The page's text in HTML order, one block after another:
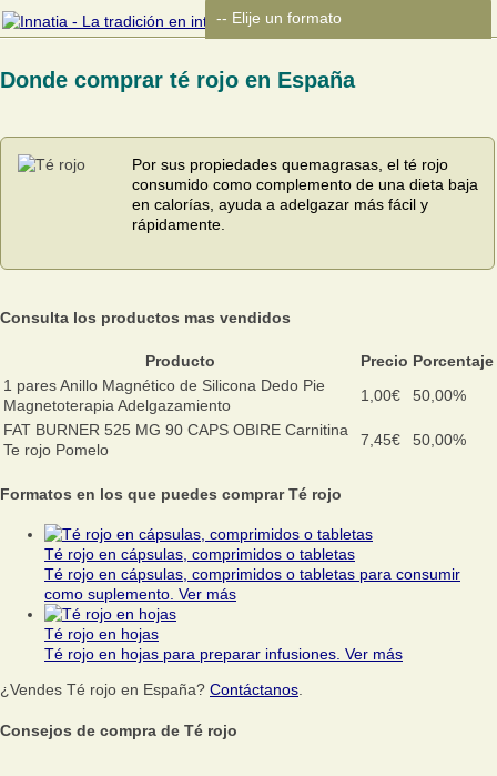
Donde comprar té rojo en España
Por sus propiedades quemagrasas, el té rojo
consumido como complemento de una dieta baja
en calorías, ayuda a adelgazar más fácil y
rápidamente.
Consulta los productos mas vendidos
Producto Precio Porcentaje
1 pares Anillo Magnético de Silicona Dedo Pie
Magnetoterapia Adelgazamiento
1,00€
50,00%
FAT BURNER 525 MG 90 CAPS OBIRE Carnitina
Te rojo Pomelo
7,45€ 50,00%
Formatos en los que puedes comprar Té rojo
Té rojo en cápsulas, comprimidos o tabletas
Té rojo en cápsulas, comprimidos o tabletas para consumir
como suplemento. Ver más
Té rojo en hojas
Té rojo en hojas para preparar infusiones. Ver más
¿Vendes Té rojo en España? Contáctanos.
Consejos de compra de Té rojo